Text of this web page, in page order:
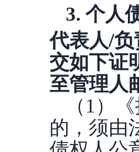
3. 个人
代表人/负
交如下证
至管理人
（ 1）
的，须由